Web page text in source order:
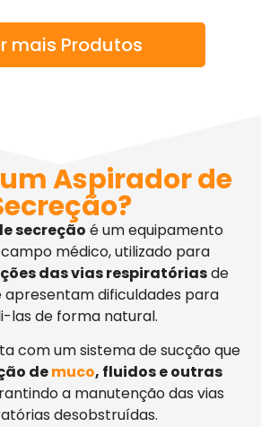
mais Produtos
um Aspirador de
secreção é um equipamento
médico, utilizado para
das vias respiratóriasde
apresentam dificuldades para
las de forma natural.
com um sistema de sucção que
demuco, fluidos e outras
a manutenção das vias
desobstruídas.